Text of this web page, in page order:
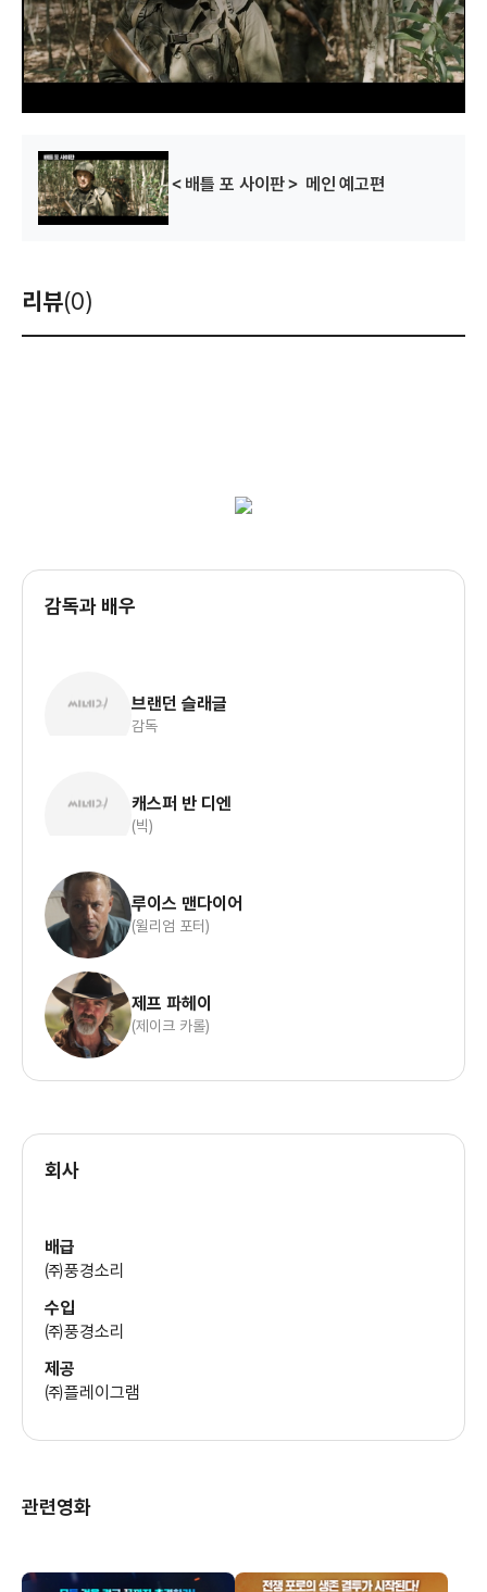
n
d
o
w
.
＜배틀 포 사이판＞ 메인 예고편
리뷰(0)
감독과 배우
브랜던 슬래글
감독
캐스퍼 반 디엔
(빅)
루이스 맨다이어
(윌리엄 포터)
제프 파헤이
(제이크 카롤)
회사
배급
㈜풍경소리
수입
㈜풍경소리
제공
㈜플레이그램
관련영화